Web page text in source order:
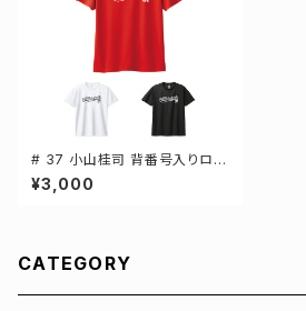
# 37 小山桂司 背番号入りロゴ
ドライTシャツ 半袖 選手還元 3
カラー S-5Lサイズ 000300
¥3,000
CATEGORY